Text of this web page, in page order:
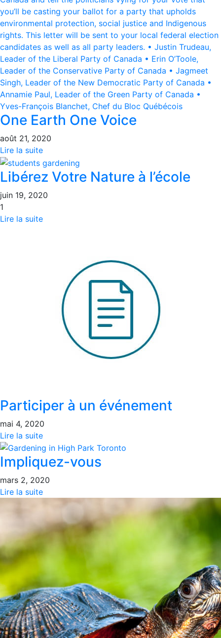
One Earth One Voice
août 21, 2020
Lire la suite
Libérez Votre Nature à l’école
juin 19, 2020
1
Lire la suite
Participer à un événement
mai 4, 2020
Lire la suite
Impliquez-vous
mars 2, 2020
Lire la suite